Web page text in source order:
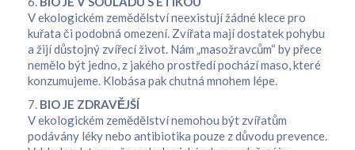
V ekologickém zemědělství neexistují žádné klece pro
kuřata či podobná omezení. Zvířata mají dostatek pohybu
a žijí důstojný zvířecí život. Nám „masožravcům“ by přece
nemělo být jedno, z jakého prostředí pochází maso, které
konzumujeme. Klobása pak chutná mnohem lépe.
7. BIO JE ZDRAVĚJŠÍ
V ekologickém zemědělství nemohou být zvířatům
podávány léky nebo antibiotika pouze z důvodu prevence.